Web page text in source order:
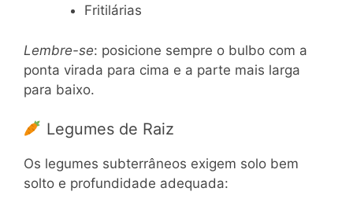
Fritilárias
Lembre-se: posicione sempre o bulbo com a
ponta virada para cima e a parte mais larga
para baixo.
Legumes de Raiz
Os legumes subterrâneos exigem solo bem
solto e profundidade adequada: